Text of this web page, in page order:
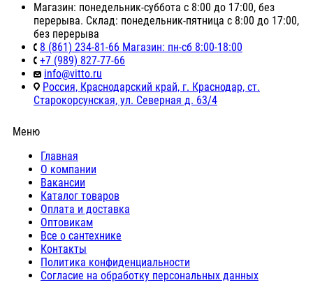
Магазин: понедельник-суббота с 8:00 до 17:00, без
перерыва. Склад: понедельник-пятница с 8:00 до 17:00,
без перерыва
8 (861) 234-81-66 Магазин: пн-сб 8:00-18:00
+7 (989) 827-77-66
info@vitto.ru
Россия, Краснодарский край, г. Краснодар, ст.
Старокорсунская, ул. Северная д. 63/4
Меню
Главная
О компании
Вакансии
Каталог товаров
Оплата и доставка
Оптовикам
Все о сантехнике
Контакты
Политика конфиденциальности
Согласие на обработку персональных данных